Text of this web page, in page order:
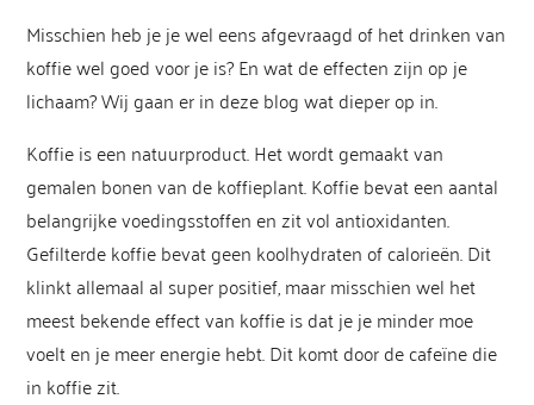
Misschien heb je je wel eens afgevraagd of het drinken van
koffie wel goed voor je is? En wat de effecten zijn op je
lichaam? Wij gaan er in deze blog wat dieper op in.
Koffie is een natuurproduct. Het wordt gemaakt van
gemalen bonen van de koffieplant. Koffie bevat een aantal
belangrijke voedingsstoffen en zit vol antioxidanten.
Gefilterde koffie bevat geen koolhydraten of calorieën. Dit
klinkt allemaal al super positief, maar misschien wel het
meest bekende effect van koffie is dat je je minder moe
voelt en je meer energie hebt. Dit komt door de cafeïne die
in koffie zit.